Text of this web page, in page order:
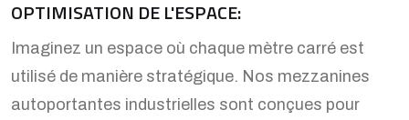
OPTIMISATION DE L'ESPACE:
Imaginez un espace où chaque mètre carré est
utilisé de manière stratégique. Nos mezzanines
autoportantes industrielles sont conçues pour